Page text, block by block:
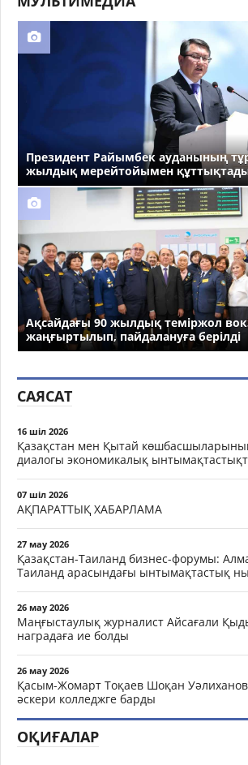
Президент Райымбек ауданының
жылдық мерейтойымен
Ақсайдағы 90 жылдық теміржол
жаңғыртылып, пайдалануға берілді
САЯСАТ
16 шіл 2026
Қазақстан мен Қытай
диалогы экономикалық
07 шіл 2026
АҚПАРАТТЫҚ ХАБАРЛАМА
27 мау 2026
Қазақстан-Таиланд бизнес-форумы:
Таиланд арасындағы ынтымақтастық
26 мау 2026
Маңғыстаулық журналист Айсағали
наградаға ие болды
26 мау 2026
Қасым-Жомарт Тоқаев Шоқан
әскери колледжге барды
ОҚИҒАЛАР